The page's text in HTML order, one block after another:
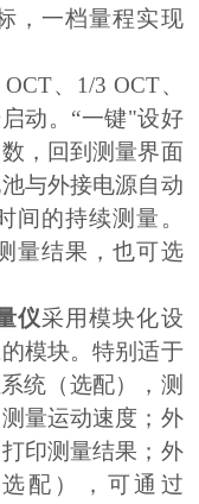
，一档量程实现
、1/3 OCT、
动。“一键"设好
，回到测量界面
与外接电源自动
间的持续测量。
量结果，也可选
仪采用模块化设
模块。特别适于
统（选配），测
量运动速度；外
印测量结果；外
配），可通过